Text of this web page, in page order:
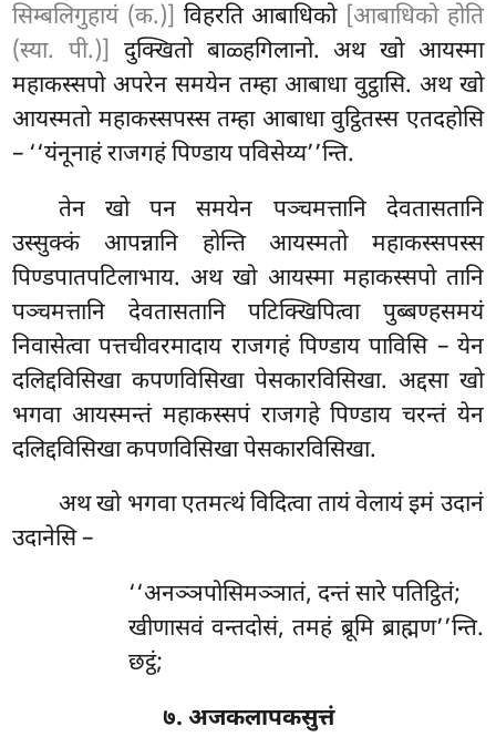
सिम्बलिगुहायं (क.)] विहरति आबाधिको [आबाधिको होति
(स्या. पी.)] दुक्खितो बाळ्हगिलानो. अथ खो आयस्मा
महाकस्सपो अपरेन समयेन तम्हा आबाधा वुट्ठासि. अथ खो
आयस्मतो महाकस्सपस्स तम्हा आबाधा वुट्ठितस्स एतदहोसि
– ‘‘यंनूनाहं राजगहं पिण्डाय पविसेय्य’’न्ति.
तेन खो पन समयेन पञ्चमत्तानि देवतासतानि
उस्सुक्कं आपन्नानि होन्ति आयस्मतो महाकस्सपस्स
पिण्डपातपटिलाभाय. अथ खो आयस्मा महाकस्सपो तानि
पञ्चमत्तानि देवतासतानि पटिक्खिपित्वा पुब्बण्हसमयं
निवासेत्वा पत्तचीवरमादाय राजगहं पिण्डाय पाविसि – येन
दलिद्दविसिखा कपणविसिखा पेसकारविसिखा. अद्दसा खो
भगवा आयस्मन्तं महाकस्सपं राजगहे पिण्डाय चरन्तं येन
दलिद्दविसिखा कपणविसिखा पेसकारविसिखा.
अथ खो भगवा एतमत्थं विदित्वा तायं वेलायं इमं उदानं
उदानेसि –
‘‘अनञ्ञपोसिमञ्ञातं, दन्तं सारे पतिट्ठितं;
खीणासवं वन्तदोसं, तमहं ब्रूमि ब्राह्मण’’न्ति.
छट्ठं;
७. अजकलापकसुत्तं